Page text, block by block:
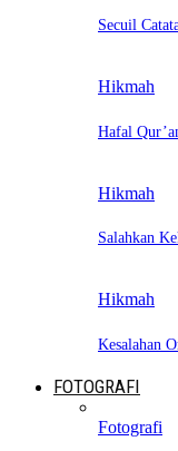
Secuil
Hikmah
Hafal
Hikmah
Salahkan
Hikmah
Kesalahan
FOTOGRAFI
Fotografi